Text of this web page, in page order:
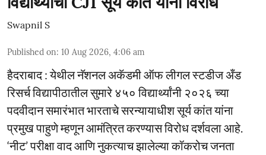
Swapnil S
Published on: 10 Aug 2026, 4:06 am
हैदराबाद : येथील नॅशनल अकॅडमी ऑफ लीगल स्टडीज अँड
रिसर्च विद्यापीठातील सुमारे ४५० विद्यार्थ्यांनी २०२६ च्या
पदवीदान समारंभात भारताचे सरन्यायाधीश सूर्य कांत यांना
प्रमुख पाहुणे म्हणून आमंत्रित करण्यास विरोध दर्शवला आहे.
‘नीट’ परीक्षा वाद आणि नुकत्याच झालेल्या कॉकरोच जनता